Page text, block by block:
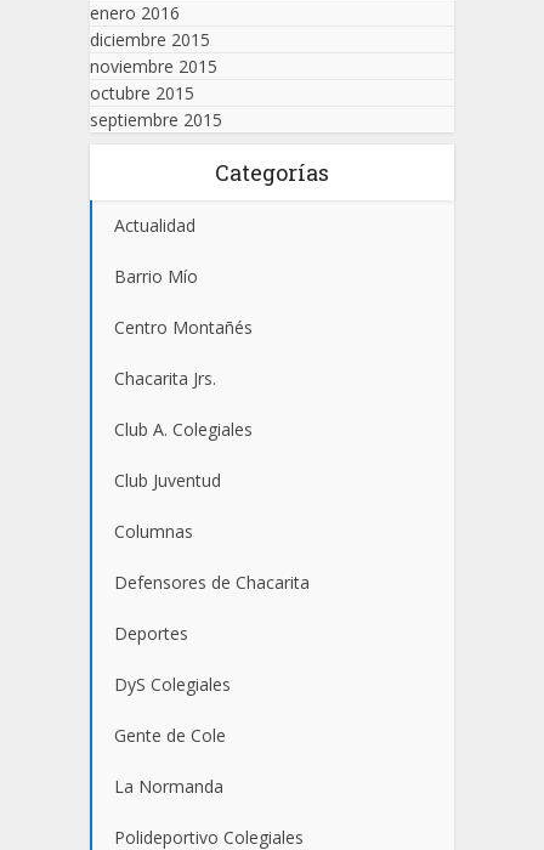
enero 2016
diciembre 2015
noviembre 2015
octubre 2015
septiembre 2015
Categorías
Actualidad
Barrio Mío
Centro Montañés
Chacarita Jrs.
Club A. Colegiales
Club Juventud
Columnas
Defensores de Chacarita
Deportes
DyS Colegiales
Gente de Cole
La Normanda
Polideportivo Colegiales